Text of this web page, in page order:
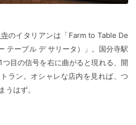
のイタリアンは「Farm to Table De
テーブル デ サリータ）」。国分寺駅
目の信号を右に曲がると現れる、開
ラン。オシャレな店内を見れば、つ
うはず。